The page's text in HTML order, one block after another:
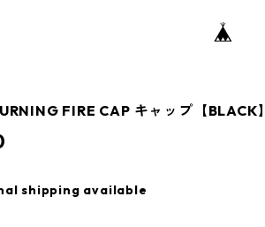
FIRE CAP キャップ【BLACK】
shipping available